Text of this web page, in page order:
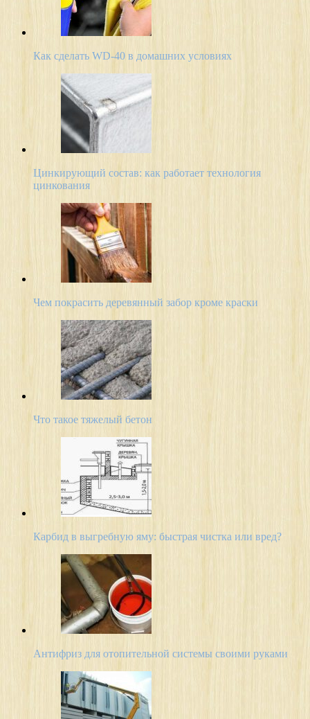
Как сделать WD-40 в домашних условиях
Цинкирующий состав: как работает технология
цинкования
Чем покрасить деревянный забор кроме краски
Что такое тяжелый бетон
Карбид в выгребную яму: быстрая чистка или вред?
Антифриз для отопительной системы своими руками